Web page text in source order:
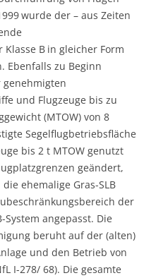
wurde der – aus Zeiten
Klasse B in gleicher Form
Ebenfalls zu Beginn
genehmigten
und Flugzeuge bis zu
(MTOW) von 8
Segelflugbetriebsfläche
bis 2 t MTOW genutzt
geändert,
ehemalige Gras-SLB
der
System angepasst. Die
beruht auf der (alten)
und den Betrieb von
I-278/ 68). Die gesamte